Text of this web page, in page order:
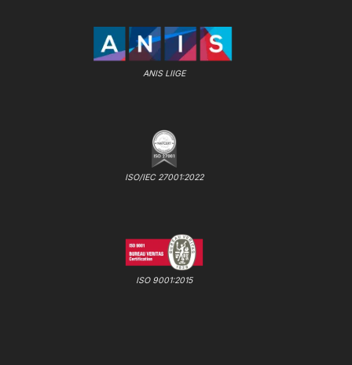
ANIS LIIGE
ISO/IEC 27001:2022
ISO 9001:2015